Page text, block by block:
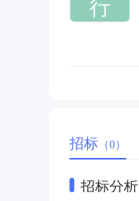
招标 （0）
招标分析